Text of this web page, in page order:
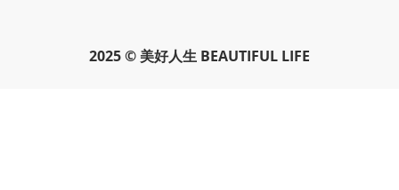
2025 © 美好人生 BEAUTIFUL LIFE